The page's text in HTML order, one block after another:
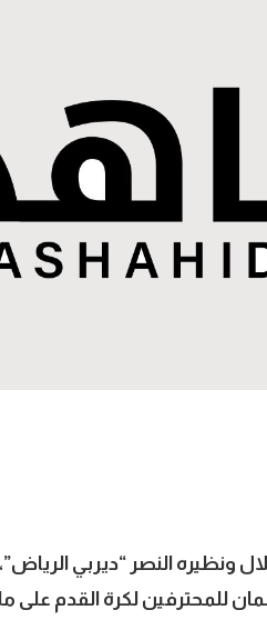
ونظيره النصر “ديربي
للمحترفين لكرة القدم على